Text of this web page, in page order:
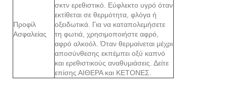
Προφίλ
Ασφαλείας
σκτν ερεθιστικό. Εύφλεκτο υγρό όταν
εκτίθεται σε θερμότητα, φλόγα ή
οξειδωτικά. Για να καταπολεμήσετε
τη φωτιά, χρησιμοποιήστε αφρό,
αφρό αλκοόλ. Όταν θερμαίνεται μέχρι
αποσύνθεσης εκπέμπει οξύ καπνό
και ερεθιστικούς αναθυμιάσεις. Δείτε
επίσης ΑΙΘΕΡΑ και ΚΕΤΟΝΕΣ.